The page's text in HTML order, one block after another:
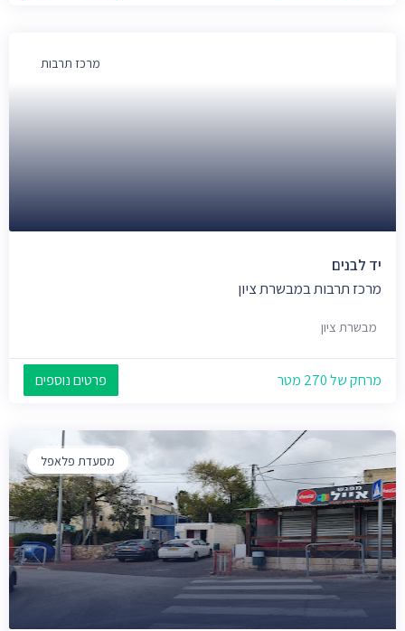
מרכז תרבות
יד לבנים
מרכז תרבות במבשרת ציון
מבשרת ציון
מרחק של 270 מטר פרטים נוספים
מסעדת פלאפל